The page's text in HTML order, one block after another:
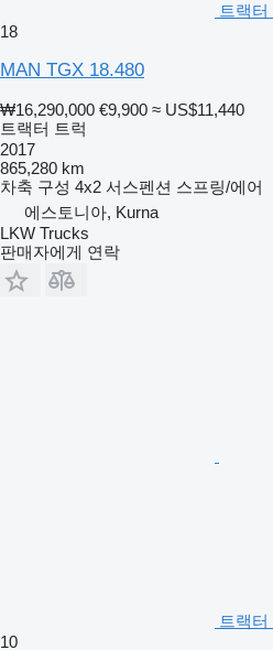
트랙
18
MAN TGX 18.480
₩16,290,000 €9,900 ≈ US$11,440
트랙터 트럭
2017
865,280 km
차축 구성 4x2 서스펜션 스프링/에어
에스토니아, Kurna
LKW Trucks
판매자에게 연락
트랙
10